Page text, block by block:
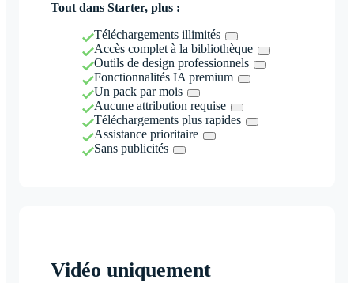
Tout dans Starter, plus :
Téléchargements illimités
Accès complet à la bibliothèque
Outils de design professionnels
Fonctionnalités IA premium
Un pack par mois
Aucune attribution requise
Téléchargements plus rapides
Assistance prioritaire
Sans publicités
Vidéo uniquement